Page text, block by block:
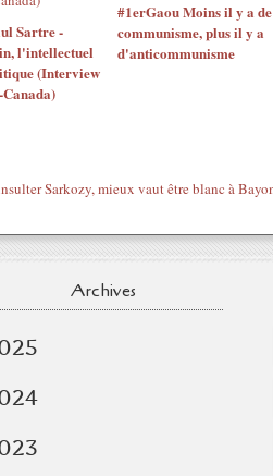
Sartre -
l'intellectuel
(Interview
#1erGaou Moins il y a de
communisme, plus il y a
d'anticommunisme
Archives